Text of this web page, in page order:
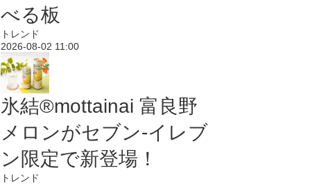
べる板
トレンド
2026-08-02 11:00
氷結®mottainai 富良野
メロンがセブン‐イレブ
ン限定で新登場！
トレンド